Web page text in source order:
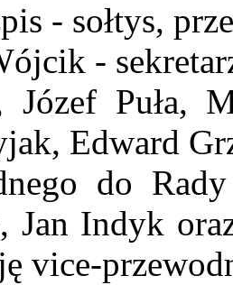
- sołtys,
-
Józef Puła,
Edward
do
Jan Indyk
vice-